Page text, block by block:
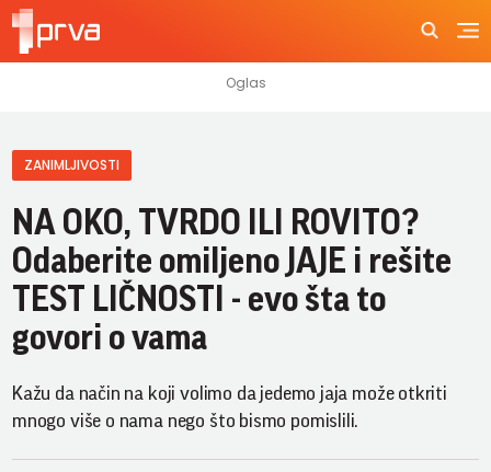
ZANIMLJIVOSTI
NA OKO, TVRDO ILI ROVITO?
Odaberite omiljeno JAJE i rešite
TEST LIČNOSTI - evo šta to
govori o vama
Kažu da način na koji volimo da jedemo jaja može otkriti
mnogo više o nama nego što bismo pomislili.